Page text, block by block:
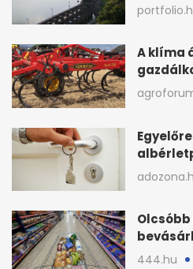
védenék
A klíma
ennyibe
444.hu